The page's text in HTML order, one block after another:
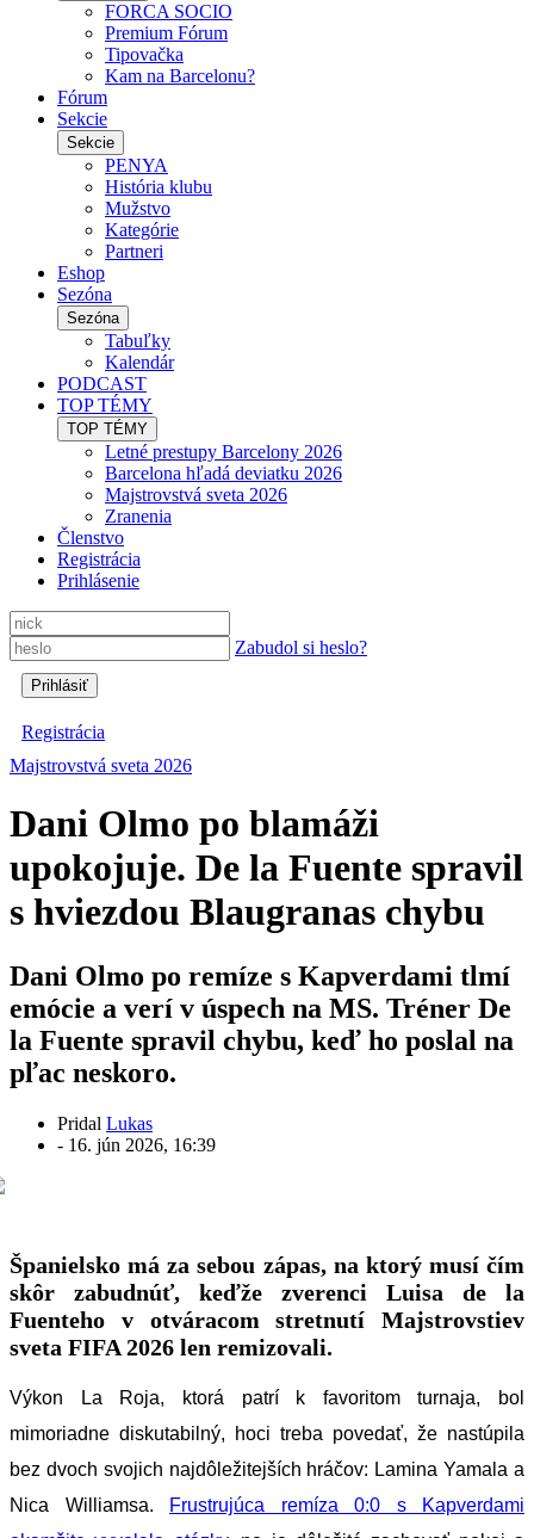
FORCA SOCIO
Premium Fórum
Tipovačka
Kam na Barcelonu?
Fórum
Sekcie
Sekcie
PENYA
História klubu
Mužstvo
Kategórie
Partneri
Eshop
Sezóna
Sezóna
Tabuľky
Kalendár
PODCAST
TOP TÉMY
TOP TÉMY
Letné prestupy Barcelony 2026
Barcelona hľadá deviatku 2026
Majstrovstvá sveta 2026
Zranenia
Členstvo
Registrácia
Prihlásenie
Zabudol si heslo?
Registrácia
Majstrovstvá sveta 2026
Dani Olmo po blamáži
upokojuje. De la Fuente spravil
s hviezdou Blaugranas chybu
Dani Olmo po remíze s Kapverdami tlmí
emócie a verí v úspech na MS. Tréner De
la Fuente spravil chybu, keď ho poslal na
pľac neskoro.
Pridal Lukas
- 16. jún 2026, 16:39
Španielsko má za sebou zápas, na ktorý musí čím
skôr zabudnúť, keďže zverenci Luisa de la
Fuenteho v otváracom stretnutí Majstrovstiev
sveta FIFA 2026 len remizovali.
Výkon La Roja, ktorá patrí k favoritom turnaja, bol
mimoriadne diskutabilný, hoci treba povedať, že nastúpila
bez dvoch svojich najdôležitejších hráčov: Lamina Yamala a
Nica Williamsa.
Frustrujúca remíza 0:0 s Kapverdami